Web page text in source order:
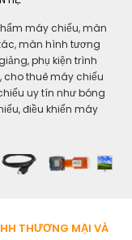
máy chiếu, màn
màn hình tương
phụ kiện trình
cho thuê máy chiếu
uy tín như bóng
điều khiển máy
THƯƠNG MẠI VÀ